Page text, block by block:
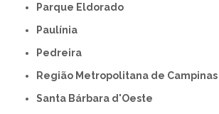
Parque Eldorado
Paulínia
Pedreira
Região Metropolitana de Campinas
Santa Bárbara d'Oeste